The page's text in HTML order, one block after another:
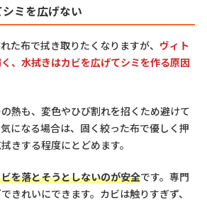
ミを広げない
た布で拭き取りたくなりますが、 ヴィト
、水拭きはカビを広げてシミを作る原因
熱も、変色やひび割れを招くため避けて
になる場合は、固く絞った布で優しく押
きする程度にとどめます。
を落とそうとしないのが安全です。専門
きれいにできます。カビは触りすぎず、